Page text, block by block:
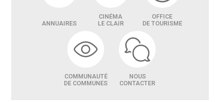
ANNUAIRES
CINÉMA
LE CLAIR
OFFICE
DE TOURISME
COMMUNAUTÉ
DE COMMUNES
NOUS
CONTACTER